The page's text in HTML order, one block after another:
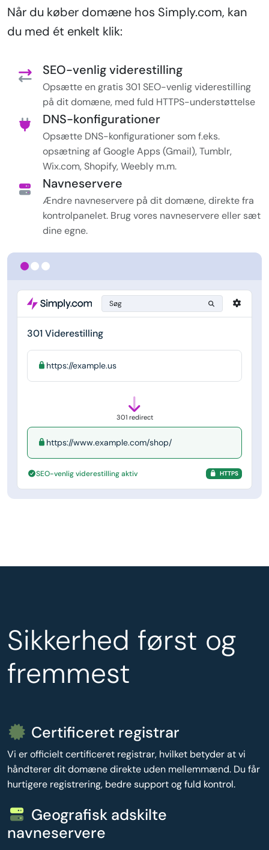
Søg
301 Viderestilling
https://example.us
301 redirect
https://www.example.com/shop/
SEO-venlig viderestilling aktiv HTTPS
Når du køber domæne hos Simply.com, kan
du med ét enkelt klik:
SEO-venlig viderestilling
Opsætte en gratis 301 SEO-venlig viderestilling
på dit domæne, med fuld HTTPS-understøttelse
DNS-konfigurationer
Opsætte DNS-konfigurationer som f.eks.
opsætning af Google Apps (Gmail), Tumblr,
Wix.com, Shopify, Weebly m.m.
Navneservere
Ændre navneservere på dit domæne, direkte fra
kontrolpanelet. Brug vores navneservere eller sæt
dine egne.
Sikkerhed først og
fremmest
Certificeret registrar
Vi er officielt certificeret registrar, hvilket betyder at vi
håndterer dit domæne direkte uden mellemmænd. Du får
hurtigere registrering, bedre support og fuld kontrol.
Geografisk adskilte
navneservere